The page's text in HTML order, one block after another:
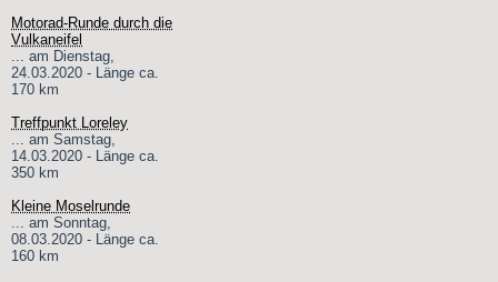
Motorad-Runde durch die
Vulkaneifel
... am Dienstag,
24.03.2020 - Länge ca.
170 km
Treffpunkt Loreley
... am Samstag,
14.03.2020 - Länge ca.
350 km
Kleine Moselrunde
... am Sonntag,
08.03.2020 - Länge ca.
160 km